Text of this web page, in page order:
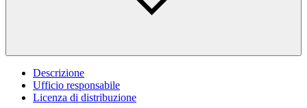
Descrizione
Ufficio responsabile
Licenza di distribuzione